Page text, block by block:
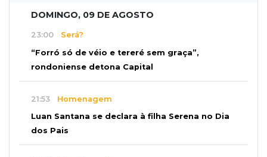
DOMINGO, 09 DE AGOSTO
23:00 Será?
“Forró só de véio e tereré sem graça”,
rondoniense detona Capital
21:53 Homenagem
Luan Santana se declara à filha Serena no Dia
dos Pais